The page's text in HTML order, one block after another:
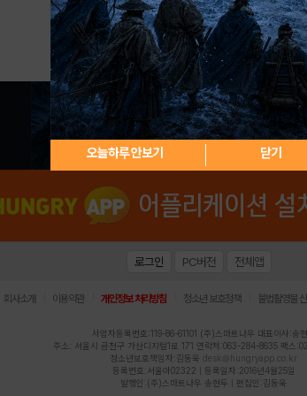
아이디 / 비밀번호 찾기 회원가입
오늘하루 안보기 닫기
로그인 PC버전 전체앱
회사소개 이용약관 개인정보 처리방침 청소년 보호정책 불법촬영물
사업자등록번호:119-86-61101 (주)스마트나우 대표이사:송
주소: 서울시 금천구 가산디지털1로 171 연락처:063-284-8635 팩스
청소년보호책임자:김동욱 desk@hungryapp.co.kr
등록번호:서울아02322 | 등록일자:2016년4월25일
발행인:(주)스마트나우 송현두 | 편집인:김동욱